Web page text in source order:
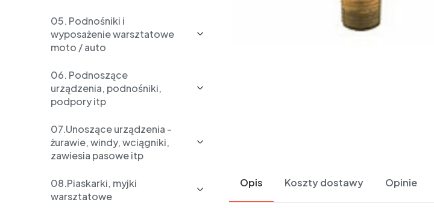
05. Podnośniki i
wyposażenie warsztatowe
moto / auto
06. Podnoszące
urządzenia, podnośniki,
podpory itp
07.Unoszące urządzenia -
żurawie, windy, wciągniki,
zawiesia pasowe itp
08.Piaskarki, myjki
warsztatowe
Opis Koszty dostawy Opinie